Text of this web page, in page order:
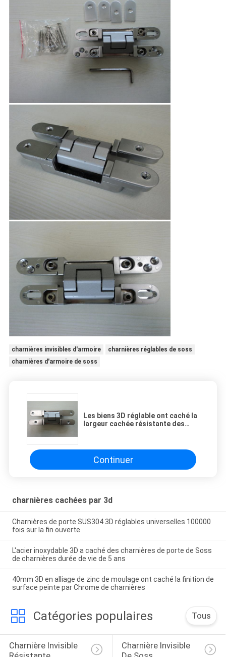
charnières invisibles d'armoire
charnières réglables de soss
charnières d'armoire de soss
Les biens 3D réglable ont caché la
largeur cachée résistante des
Continuer
charnières cachées par 3d
Charnières de porte SUS304 3D réglables universelles 100000
fois sur la fin ouverte
L'acier inoxydable 3D a caché des charnières de porte de Soss
de charnières durée de vie de 5 ans
40mm 3D en alliage de zinc de moulage ont caché la finition de
surface peinte par Chrome de charnières
Catégories populaires Tous
Charnière Invisible
Charnière Invisible